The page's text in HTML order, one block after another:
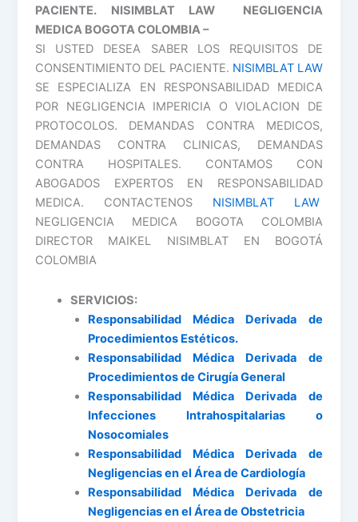
PACIENTE. NISIMBLAT LAW NEGLIGENCIA
MEDICA BOGOTA COLOMBIA –
SI USTED DESEA SABER LOS REQUISITOS DE
CONSENTIMIENTO DEL PACIENTE. NISIMBLAT LAW
SE ESPECIALIZA EN RESPONSABILIDAD MEDICA
POR NEGLIGENCIA IMPERICIA O VIOLACION DE
PROTOCOLOS. DEMANDAS CONTRA MEDICOS,
DEMANDAS CONTRA CLINICAS, DEMANDAS
CONTRA HOSPITALES. CONTAMOS CON
ABOGADOS EXPERTOS EN RESPONSABILIDAD
MEDICA. CONTACTENOS NISIMBLAT LAW
NEGLIGENCIA MEDICA BOGOTA COLOMBIA
DIRECTOR MAIKEL NISIMBLAT EN BOGOTÁ
COLOMBIA
SERVICIOS:
Responsabilidad Médica Derivada de
Procedimientos Estéticos.
Responsabilidad Médica Derivada de
Procedimientos de Cirugía General
Responsabilidad Médica Derivada de
Infecciones Intrahospitalarias o
Nosocomiales
Responsabilidad Médica Derivada de
Negligencias en el Área de Cardiología
Responsabilidad Médica Derivada de
Negligencias en el Área de Obstetricia